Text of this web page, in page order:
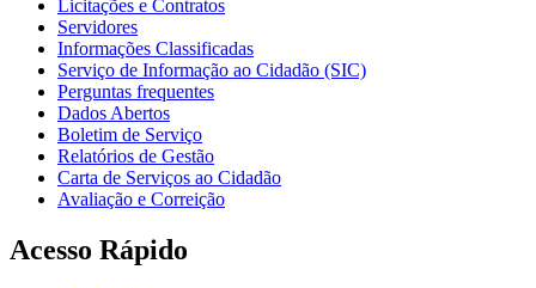
Licitações e Contratos
Servidores
Informações Classificadas
Serviço de Informação ao Cidadão (SIC)
Perguntas frequentes
Dados Abertos
Boletim de Serviço
Relatórios de Gestão
Carta de Serviços ao Cidadão
Avaliação e Correição
Acesso Rápido